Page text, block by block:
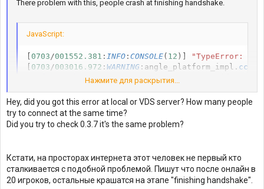
There problem with this, people crash at finishing handshake.
JavaScript:
[ 0703/001552.381 : INFO : CONSOLE( 12 ) ]
"TypeError:
[ 0703 /003016.972 : WARNING : angle_platform_impl . cc
73,10-42): warning X3571
Нажмите для раскрытия...
Hey, did you got this error at local or VDS server? How many people
try to connect at the same time?
Did you try to check 0.3.7 it's the same problem?
Кстати, на просторах интернета этот человек не первый кто
сталкивается с подобной проблемой. Пишут что после онлайн в
20 игроков, остальные крашатся на этапе "finishing handshake".